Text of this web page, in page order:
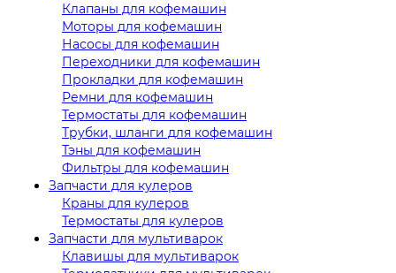
Клапаны для кофемашин
Моторы для кофемашин
Насосы для кофемашин
Переходники для кофемашин
Прокладки для кофемашин
Ремни для кофемашин
Термостаты для кофемашин
Трубки, шланги для кофемашин
Тэны для кофемашин
Фильтры для кофемашин
Запчасти для кулеров
Краны для кулеров
Термостаты для кулеров
Запчасти для мультиварок
Клавишы для мультиварок